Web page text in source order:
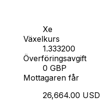
Xe
Växelkurs
1.333200
Överföringsavgift
0 GBP
Mottagaren får
26,664.00 USD